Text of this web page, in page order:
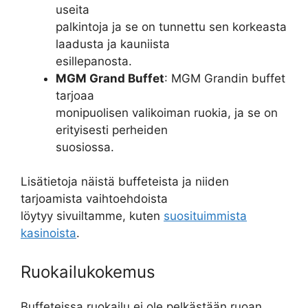
useita
palkintoja ja se on tunnettu sen korkeasta
laadusta ja kauniista
esillepanosta.
MGM Grand Buffet: MGM Grandin buffet
tarjoaa
monipuolisen valikoiman ruokia, ja se on
erityisesti perheiden
suosiossa.
Lisätietoja näistä buffeteista ja niiden
tarjoamista vaihtoehdoista
löytyy sivuiltamme, kuten suosituimmista
kasinoista.
Ruokailukokemus